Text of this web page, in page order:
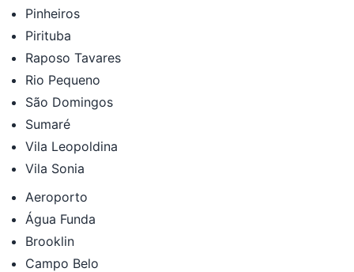
Pinheiros
Pirituba
Raposo Tavares
Rio Pequeno
São Domingos
Sumaré
Vila Leopoldina
Vila Sonia
Aeroporto
Água Funda
Brooklin
Campo Belo